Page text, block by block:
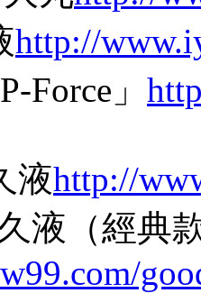
http://
Force」
液http://
液（經典